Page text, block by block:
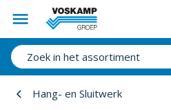
Hang- en Sluitwerk